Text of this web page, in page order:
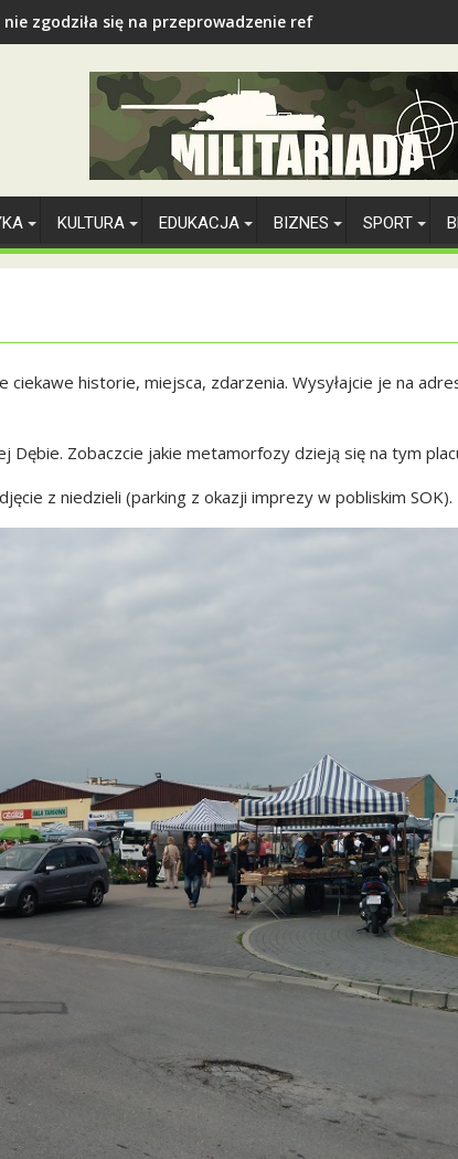
zgodziła się na przeprowadzenie referendum
KULTURA EDUKACJA BIZNES SPORT
historie, miejsca, zdarzenia. Wysyłajcie je na
Dębie. Zobaczcie jakie metamorfozy dzieją się na tym
z niedzieli (parking z okazji imprezy w pobliskim SOK).